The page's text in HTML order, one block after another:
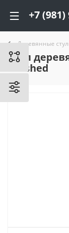
+7 (981)
Деревянные
Стул
brushed